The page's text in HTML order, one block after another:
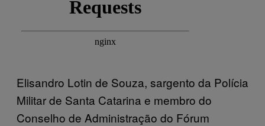
Elisandro Lotin de Souza, sargento da Polícia
Militar de Santa Catarina e membro do
Conselho de Administração do Fórum